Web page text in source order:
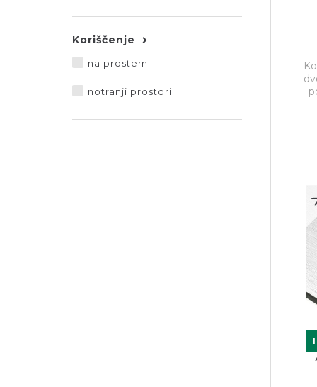
Koriščenje
na prostem
notranji prostori